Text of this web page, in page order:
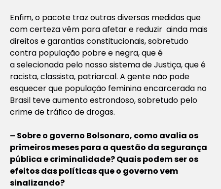
Enfim, o pacote traz outras diversas medidas que
com certeza vêm para afetar e reduzir ainda mais
direitos e garantias constitucionais, sobretudo
contra população pobre e negra, que é
a selecionada pelo nosso sistema de Justiça, que é
racista, classista, patriarcal. A gente não pode
esquecer que população feminina encarcerada no
Brasil teve aumento estrondoso, sobretudo pelo
crime de tráfico de drogas.
– Sobre o governo Bolsonaro, como avalia os
primeiros meses para a questão da segurança
pública e criminalidade? Quais podem ser os
efeitos das políticas que o governo vem
sinalizando?